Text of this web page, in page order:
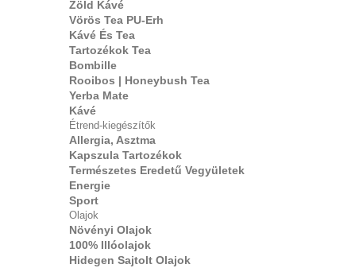
Zöld Kávé
Vörös Tea PU-Erh
Kávé És Tea
Tartozékok Tea
Bombille
Rooibos | Honeybush Tea
Yerba Mate
Kávé
Étrend-kiegészítők
Allergia, Asztma
Kapszula Tartozékok
Természetes Eredetű Vegyületek
Energie
Sport
Olajok
Növényi Olajok
100% Illóolajok
Hidegen Sajtolt Olajok